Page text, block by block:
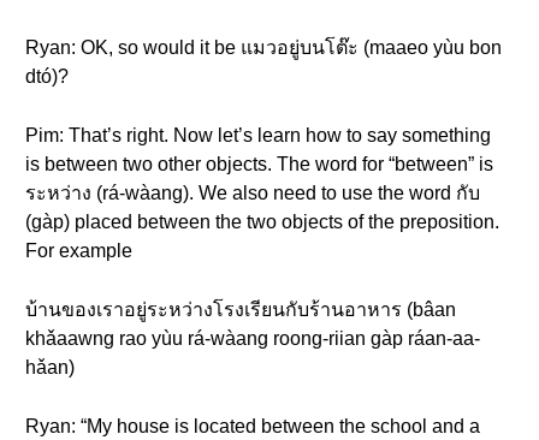
Ryan: OK, so would it be แมวอยู่บนโต๊ะ (maaeo yùu bon
dtó)?
Pim: That’s right. Now let’s learn how to say something
is between two other objects. The word for “between” is
ระหว่าง (rá-wàang). We also need to use the word กับ
(gàp) placed between the two objects of the preposition.
For example
บ้านของเราอยู่ระหว่างโรงเรียนกับร้านอาหาร (bâan
khǎaawng rao yùu rá-wàang roong-riian gàp ráan-aa-
hǎan)
Ryan: “My house is located between the school and a